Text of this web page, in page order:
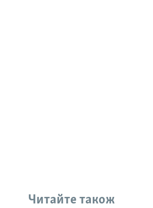
Читайте також